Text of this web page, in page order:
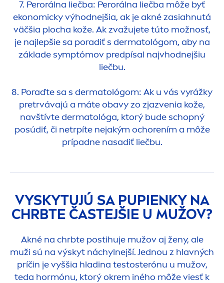
7. Perorálna liečba: Perorálna liečba môže byť
ekonomicky výhodnejšia, ak je akné zasiahnutá
väčšia plocha kože. Ak zvažujete túto možnosť,
je najlepšie sa poradiť s dermatológom, aby na
základe symptómov predpísal najvhodnejšiu
liečbu.
8. Poraďte sa s dermatológom: Ak u vás vyrážky
pretrvávajú a máte obavy zo zjazvenia kože,
navštívte dermatológa, ktorý bude schopný
posúdiť, či netrpíte nejakým ochorením a môže
prípadne nasadiť liečbu.
VYSKYTUJÚ SA PUPIENKY NA
CHRBTE ČASTEJŠIE U MUŽOV?
Akné na chrbte postihuje mužov aj ženy, ale
muži sú na výskyt náchylnejší. Jednou z hlavných
príčin je vyššia hladina testosterónu u mužov,
teda hormónu, ktorý okrem iného môže viesť k